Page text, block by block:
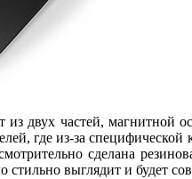
из двух частей, магнитной
где из-за
сделана
стильно выглядит и будет